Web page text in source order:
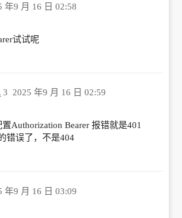
年9 月 16 日 02:58
试试呢
2025 年9 月 16 日 02:59
3
Authorization Bearer 报错就是401
错误了，不是404
年9 月 16 日 03:09